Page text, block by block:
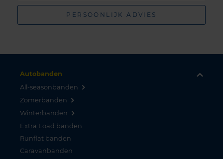
PERSOONLIJK ADVIES
Autobanden
All-seasonbanden
Zomerbanden
Winterbanden
Extra Load banden
Runflat banden
Caravanbanden